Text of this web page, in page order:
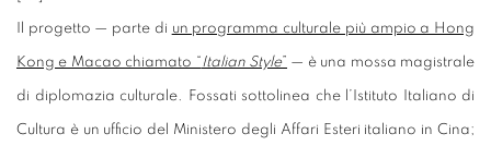
Il progetto — parte di un programma culturale più ampio a Hong
Kong e Macao chiamato “Italian Style” — è una mossa magistrale
di diplomazia culturale. Fossati sottolinea che l’Istituto Italiano di
Cultura è un ufficio del Ministero degli Affari Esteri italiano in Cina;